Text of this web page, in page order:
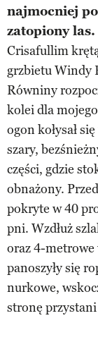
najmocniej
zatopiony las.
Crisafullim
grzbietu Windy
Równiny
kolei dla
ogon kołysał
szary,
części, gdzie
obnażony.
pokryte w 40
pni. Wzdłuż
oraz 4-metrowe
panoszyły się
nurkowe,
stronę